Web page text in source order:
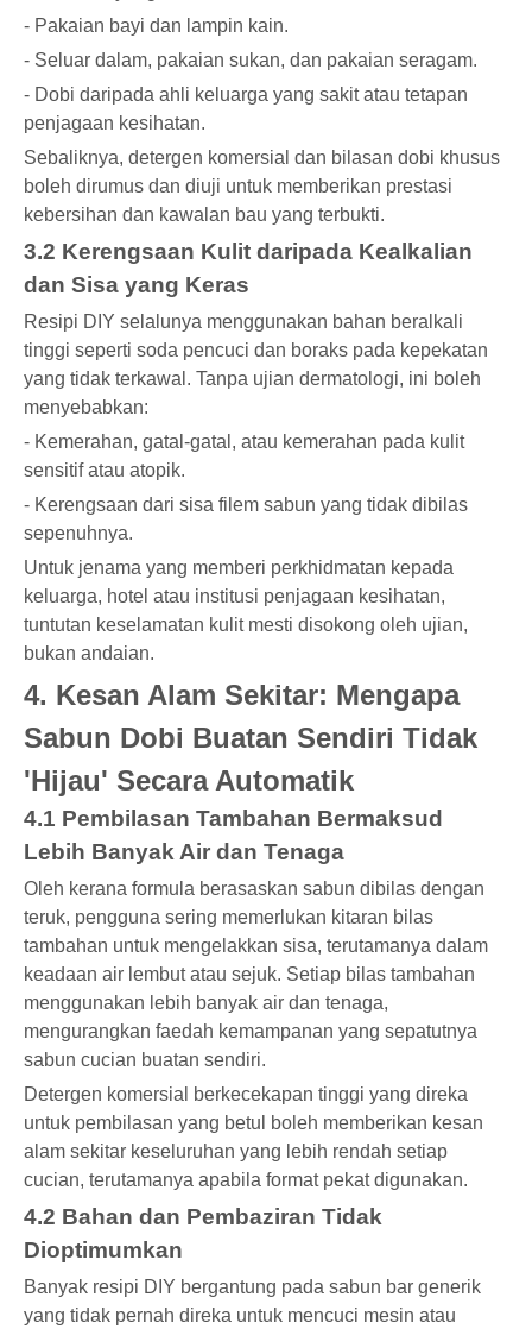
- Pakaian bayi dan lampin kain.
- Seluar dalam, pakaian sukan, dan pakaian seragam.
- Dobi daripada ahli keluarga yang sakit atau tetapan
penjagaan kesihatan.
Sebaliknya, detergen komersial dan bilasan dobi khusus
boleh dirumus dan diuji untuk memberikan prestasi
kebersihan dan kawalan bau yang terbukti.
3.2 Kerengsaan Kulit daripada Kealkalian
dan Sisa yang Keras
Resipi DIY selalunya menggunakan bahan beralkali
tinggi seperti soda pencuci dan boraks pada kepekatan
yang tidak terkawal. Tanpa ujian dermatologi, ini boleh
menyebabkan:
- Kemerahan, gatal-gatal, atau kemerahan pada kulit
sensitif atau atopik.
- Kerengsaan dari sisa filem sabun yang tidak dibilas
sepenuhnya.
Untuk jenama yang memberi perkhidmatan kepada
keluarga, hotel atau institusi penjagaan kesihatan,
tuntutan keselamatan kulit mesti disokong oleh ujian,
bukan andaian.
4. Kesan Alam Sekitar: Mengapa
Sabun Dobi Buatan Sendiri Tidak
'Hijau' Secara Automatik
4.1 Pembilasan Tambahan Bermaksud
Lebih Banyak Air dan Tenaga
Oleh kerana formula berasaskan sabun dibilas dengan
teruk, pengguna sering memerlukan kitaran bilas
tambahan untuk mengelakkan sisa, terutamanya dalam
keadaan air lembut atau sejuk. Setiap bilas tambahan
menggunakan lebih banyak air dan tenaga,
mengurangkan faedah kemampanan yang sepatutnya
sabun cucian buatan sendiri.
Detergen komersial berkecekapan tinggi yang direka
untuk pembilasan yang betul boleh memberikan kesan
alam sekitar keseluruhan yang lebih rendah setiap
cucian, terutamanya apabila format pekat digunakan.
4.2 Bahan dan Pembaziran Tidak
Dioptimumkan
Banyak resipi DIY bergantung pada sabun bar generik
yang tidak pernah direka untuk mencuci mesin atau